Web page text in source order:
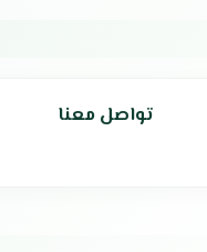
المحتويات
تواصل معنا